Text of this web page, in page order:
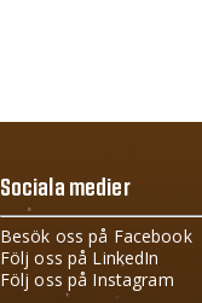
Sociala medier
Besök oss på Facebook
Följ oss på LinkedIn
Följ oss på Instagram